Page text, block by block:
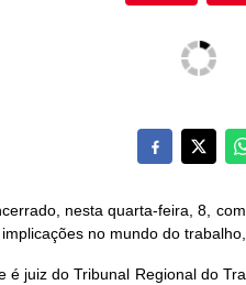
nesta quarta-feira, 8,
no mundo do
juiz do Tribunal Regional do